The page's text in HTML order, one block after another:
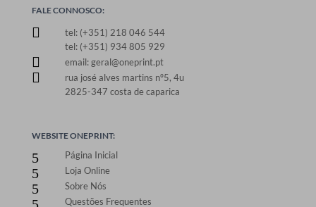
FALE CONNOSCO:

tel: (+351) 218 046 544
tel: (+351) 934 805 929
 email: geral@oneprint.pt

rua josé alves martins nº5, 4u
2825-347 costa de caparica
WEBSITE ONEPRINT:
5 Página Inicial
5 Loja Online
5 Sobre Nós
5 Questões Frequentes